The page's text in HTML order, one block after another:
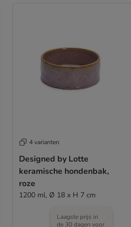
4 varianten
Designed by Lotte
keramische hondenbak,
roze
1200 ml, Ø 18 x H 7 cm
Laagste prijs in
de 30 dagen voor